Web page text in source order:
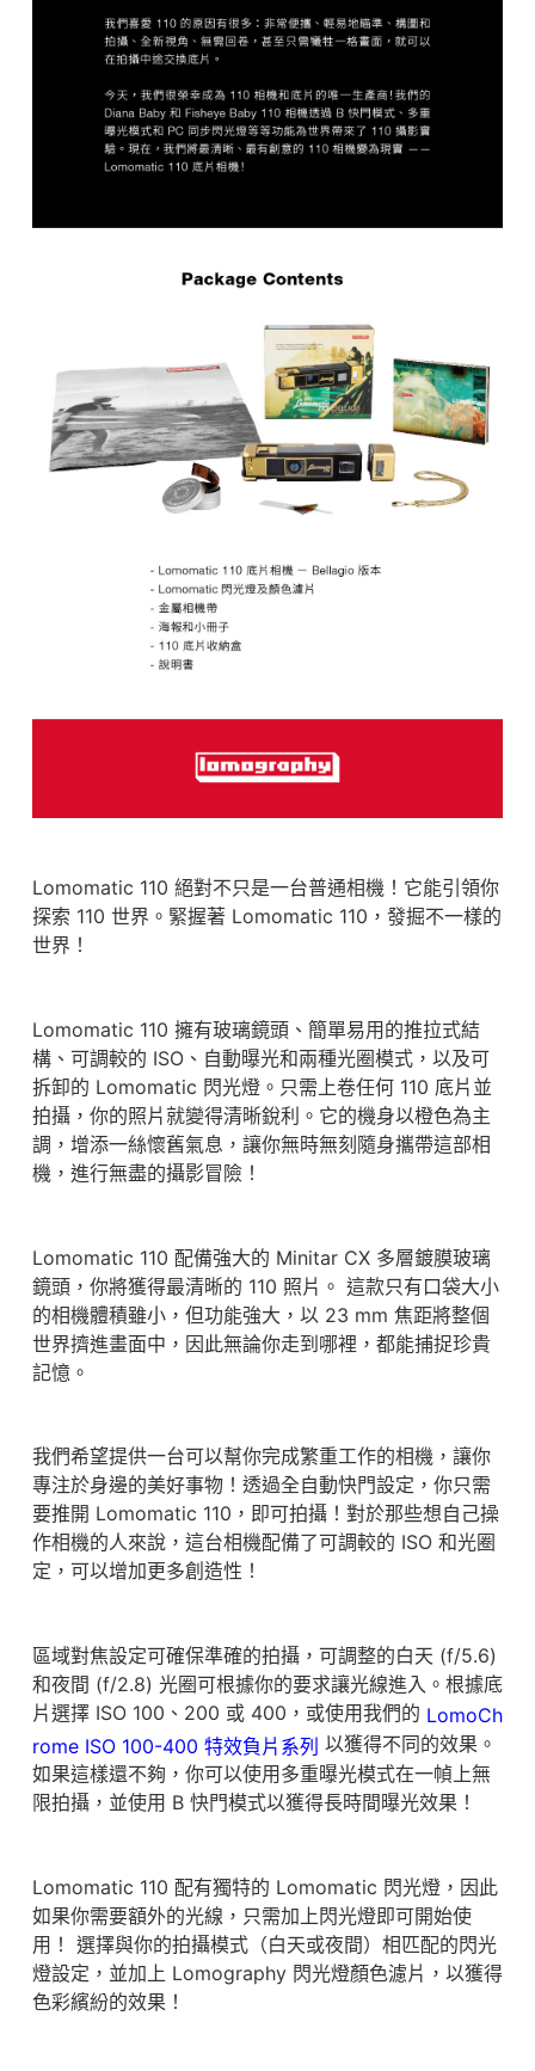
Lomomatic 110 絕對不只是一台普通相機！它能引領你
探索 110 世界。緊握著 Lomomatic 110，發掘不一樣的
世界！
Lomomatic 110 擁有玻璃鏡頭、簡單易用的推拉式結
構、可調較的 ISO、自動曝光和兩種光圈模式，以及可
拆卸的 Lomomatic 閃光燈。只需上卷任何 110 底片並
拍攝，你的照片就變得清晰銳利。它的機身以橙色為主
調，增添一絲懷舊氣息，讓你無時無刻隨身攜帶這部相
機，進行無盡的攝影冒險！
Lomomatic 110 配備強大的 Minitar CX 多層鍍膜玻璃
鏡頭，你將獲得最清晰的 110 照片。 這款只有口袋大小
的相機體積雖小，但功能強大，以 23 mm 焦距將整個
世界擠進畫面中，因此無論你走到哪裡，都能捕捉珍貴
記憶。
我們希望提供一台可以幫你完成繁重工作的相機，讓你
專注於身邊的美好事物！透過全自動快門設定，你只需
要推開 Lomomatic 110，即可拍攝！對於那些想自己操
作相機的人來說，這台相機配備了可調較的 ISO 和光圈
定，可以增加更多創造性！
區域對焦設定可確保準確的拍攝，可調整的白天 (f/5.6)
和夜間 (f/2.8) 光圈可根據你的要求讓光線進入。根據底
片選擇 ISO 100、200 或 400，或使用我們的 LomoCh
rome ISO 100-400 特效負片系列 以獲得不同的效果。
如果這樣還不夠，你可以使用多重曝光模式在一幀上無
限拍攝，並使用 B 快門模式以獲得長時間曝光效果！
Lomomatic 110 配有獨特的 Lomomatic 閃光燈，因此
如果你需要額外的光線，只需加上閃光燈即可開始使
用！ 選擇與你的拍攝模式（白天或夜間）相匹配的閃光
燈設定，並加上 Lomography 閃光燈顏色濾片，以獲得
色彩繽紛的效果！